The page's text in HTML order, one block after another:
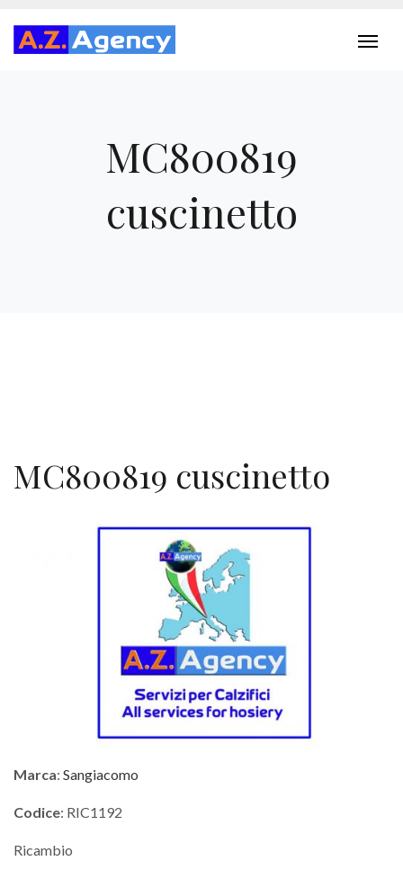
MC800819
cuscinetto
MC800819 cuscinetto
Marca: Sangiacomo
Codice: RIC1192
Ricambio